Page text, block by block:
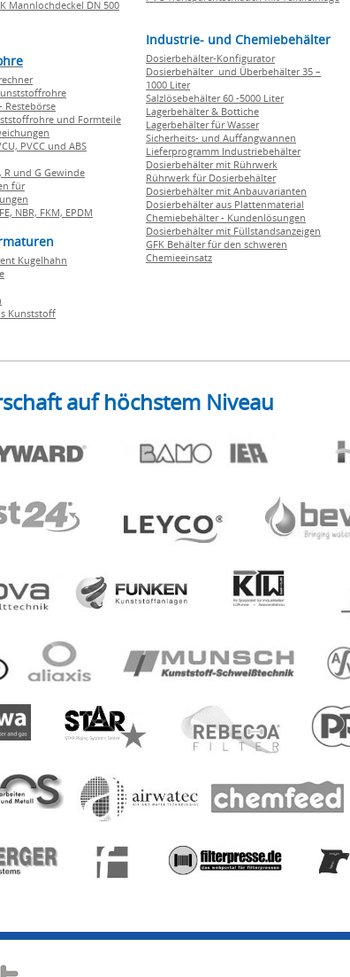
Mannlochdeckel DN 500
Restebörse
und Formteile
PVCC und ABS
R und G Gewinde
für
NBR, FKM, EPDM
Kugelhahn
Kunststoff
Industrie- und Chemiebehälter
Dosierbehälter-Konfigurator
Dosierbehälter und Überbehälter 35 –
1000 Liter
Salzlösebehälter 60 -5000 Liter
Lagerbehälter & Bottiche
Lagerbehälter für Wasser
Sicherheits- und Auffangwannen
Lieferprogramm Industriebehälter
Dosierbehälter mit Rührwerk
Rührwerk für Dosierbehälter
Dosierbehälter mit Anbauvarianten
Dosierbehälter aus Plattenmaterial
Chemiebehälter - Kundenlösungen
Dosierbehälter mit Füllstandsanzeigen
GFK Behälter für den schweren
Chemieeinsatz
auf höchstem Niveau